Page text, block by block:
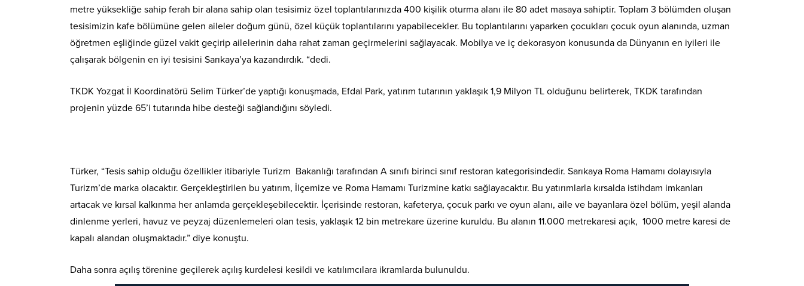
metre yüksekliğe sahip ferah bir alana sahip olan tesisimiz özel toplantılarınızda 400 kişilik oturma alanı ile 80 adet masaya sahiptir. Toplam 3 bölümden oluşan
tesisimizin kafe bölümüne gelen aileler doğum günü, özel küçük toplantılarını yapabilecekler. Bu toplantılarını yaparken çocukları çocuk oyun alanında, uzman
öğretmen eşliğinde güzel vakit geçirip ailelerinin daha rahat zaman geçirmelerini sağlayacak. Mobilya ve iç dekorasyon konusunda da Dünyanın en iyileri ile
çalışarak bölgenin en iyi tesisini Sarıkaya’ya kazandırdık. “dedi.
TKDK Yozgat İl Koordinatörü Selim Türker’de yaptığı konuşmada, Efdal Park, yatırım tutarının yaklaşık 1,9 Milyon TL olduğunu belirterek, TKDK tarafından
projenin yüzde 65’i tutarında hibe desteği sağlandığını söyledi.
Türker, “Tesis sahip olduğu özellikler itibariyle Turizm Bakanlığı tarafından A sınıfı birinci sınıf restoran kategorisindedir. Sarıkaya Roma Hamamı dolayısıyla
Turizm’de marka olacaktır. Gerçekleştirilen bu yatırım, İlçemize ve Roma Hamamı Turizmine katkı sağlayacaktır. Bu yatırımlarla kırsalda istihdam imkanları
artacak ve kırsal kalkınma her anlamda gerçekleşebilecektir. İçerisinde restoran, kafeterya, çocuk parkı ve oyun alanı, aile ve bayanlara özel bölüm, yeşil alanda
dinlenme yerleri, havuz ve peyzaj düzenlemeleri olan tesis, yaklaşık 12 bin metrekare üzerine kuruldu. Bu alanın 11.000 metrekaresi açık, 1000 metre karesi de
kapalı alandan oluşmaktadır.” diye konuştu.
Daha sonra açılış törenine geçilerek açılış kurdelesi kesildi ve katılımcılara ikramlarda bulunuldu.